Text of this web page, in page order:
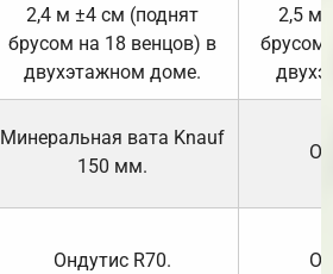
2,4 м ±4 см (поднят
брусом на 18 венцов) в
двухэтажном доме.
2,5 м
брусом
Минеральная вата Knauf
150 мм.
Ондутис R70.